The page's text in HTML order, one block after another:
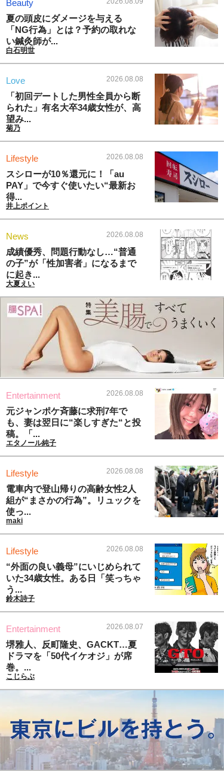
Beauty
夏の頭皮にダメージを与える
「NG行為」とは？予約の取れな
い鍼灸師が...
白石明世
Love 2026.08.08
「初回デートした男性全員から断
られた」有名大卒34歳女性が、高
望み...
菊乃
Lifestyle 2026.08.08
スシローが10％還元に！「au
PAY」で今すぐ使いたい“最新お
得...
井上ポイント
News 2026.08.08
成績優秀、問題行動なし…“普通
の子”が「性加害者」になるまで
に起き...
大夏えい
Entertainment 2026.08.08
元ジャンポケ斉藤に求刑7年で
も、妻は翌日に“楽しすぎた“と投
稿。「...
エタノール純子
Lifestyle 2026.08.08
電車内で登山帰りの高齢女性2人
組が“まさかの行為”。リュックを
使っ...
maki
Lifestyle 2026.08.08
“外面の良い義母”にいじめられて
いた34歳女性。ある日「笑っちゃ
う...
鈴木詩子
Entertainment 2026.08.07
堺雅人、反町隆史、GACKT…夏
ドラマを「50代イケオジ」が席
巻。...
こじらぶ